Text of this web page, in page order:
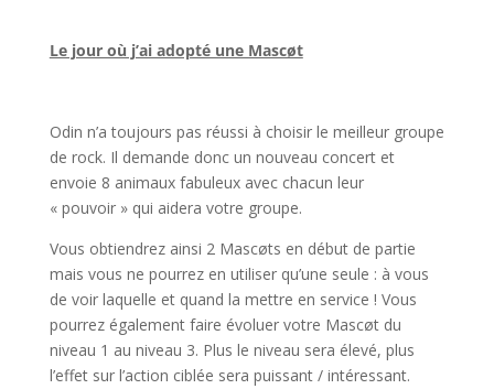
Le jour où j’ai adopté une Mascøt
Odin n’a toujours pas réussi à choisir le meilleur groupe
de rock. Il demande donc un nouveau concert et
envoie 8 animaux fabuleux avec chacun leur
« pouvoir » qui aidera votre groupe.
Vous obtiendrez ainsi 2 Mascøts en début de partie
mais vous ne pourrez en utiliser qu’une seule : à vous
de voir laquelle et quand la mettre en service ! Vous
pourrez également faire évoluer votre Mascøt du
niveau 1 au niveau 3. Plus le niveau sera élevé, plus
l’effet sur l’action ciblée sera puissant / intéressant.